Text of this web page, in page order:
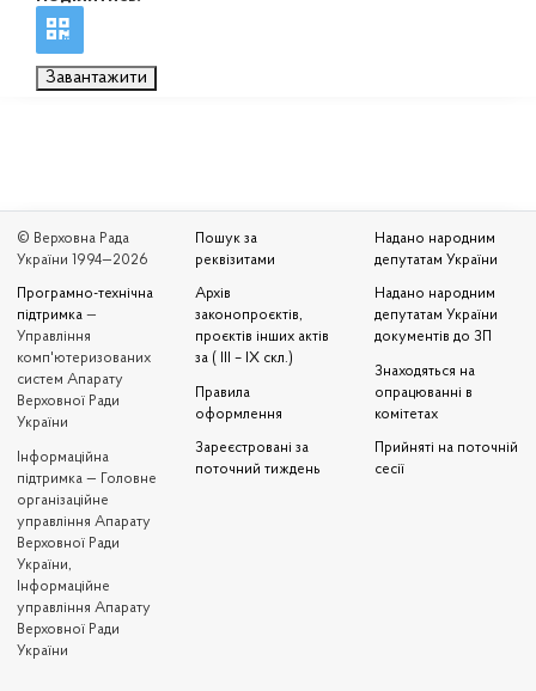
Завантажити
© Верховна Рада
України 1994—2026
Програмно-технічна
підтримка —
Управління
комп'ютеризованих
систем Апарату
Верховної Ради
України
Iнформаційна
підтримка — Головне
організаційне
управління Апарату
Верховної Ради
України,
Інформаційне
управління Апарату
Верховної Ради
України
Пошук за
реквізитами
Архів
законопроєктів,
проєктів інших актів
за ( III – IX скл.)
Правила
оформлення
Зареєстровані за
поточний тиждень
Надано народним
депутатам України
Надано народним
депутатам України
документів до ЗП
Знаходяться на
опрацюванні в
комітетах
Прийняті на поточній
сесії